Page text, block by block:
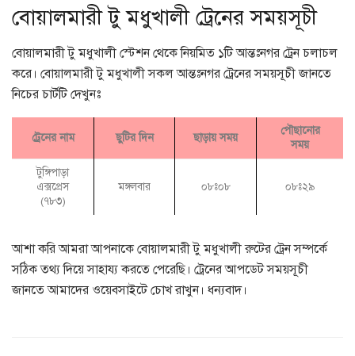
বোয়ালমারী টু মধুখালী ট্রেনের সময়সূচী
বোয়ালমারী টু মধুখালী স্টেশন থেকে নিয়মিত ১টি আন্তঃনগর ট্রেন চলাচল
করে। বোয়ালমারী টু মধুখালী সকল আন্তঃনগর ট্রেনের সময়সূচী জানতে
নিচের চার্টটি দেখুনঃ
ট্রেনের নাম ছুটির দিন ছাড়ায় সময়
পৌছানোর
সময়
টুঙ্গিপাড়া
এক্সপ্রেস
(৭৮৩)
মঙ্গলবার ০৮ঃ০৮ ০৮ঃ২৯
আশা করি আমরা আপনাকে বোয়ালমারী টু মধুখালী রুটের ট্রেন সম্পর্কে
সঠিক তথ্য দিয়ে সাহায্য করতে পেরেছি। ট্রেনের আপডেট সময়সূচী
জানতে আমাদের ওয়েবসাইটে চোখ রাখুন। ধন্যবাদ।